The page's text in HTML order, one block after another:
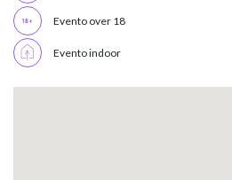
Evento over 18
Evento indoor